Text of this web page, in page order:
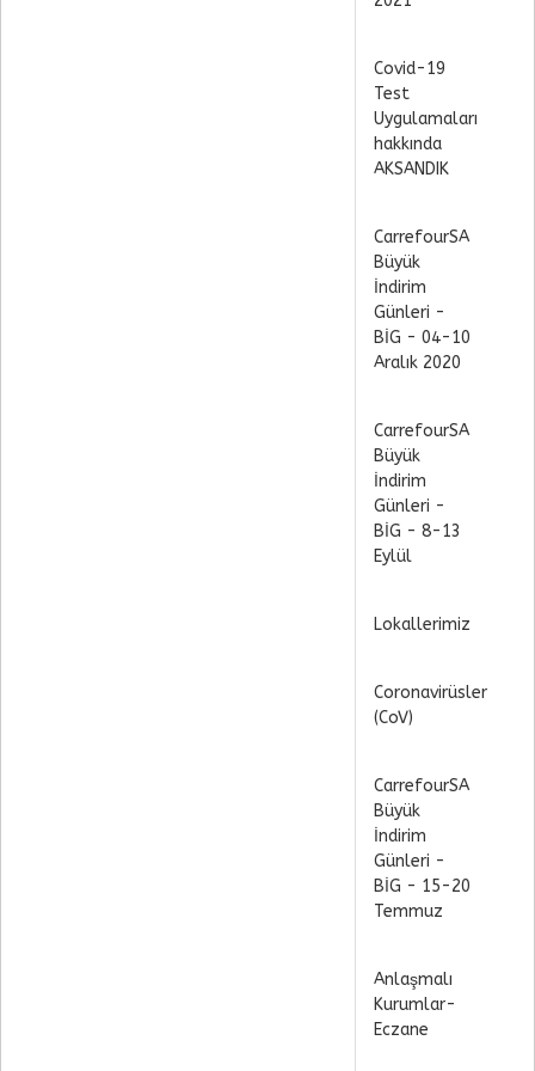
Covid-19
Test
Uygulamaları
hakkında
AKSANDIK
CarrefourSA
Büyük
İndirim
Günleri -
BİG - 04-10
Aralık 2020
CarrefourSA
Büyük
İndirim
Günleri -
BİG - 8-13
Eylül
Lokallerimiz
Coronavirüsler
(CoV)
CarrefourSA
Büyük
İndirim
Günleri -
BİG - 15-20
Temmuz
Anlaşmalı
Kurumlar-
Eczane